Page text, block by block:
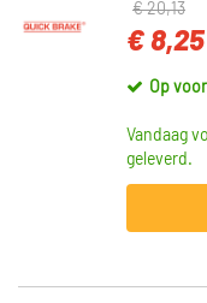
VOORRAAD
Niet op voorraad
Op voorraad (5883)
€ 20,13
€ 8,25
Op
Vandaag
geleverd.